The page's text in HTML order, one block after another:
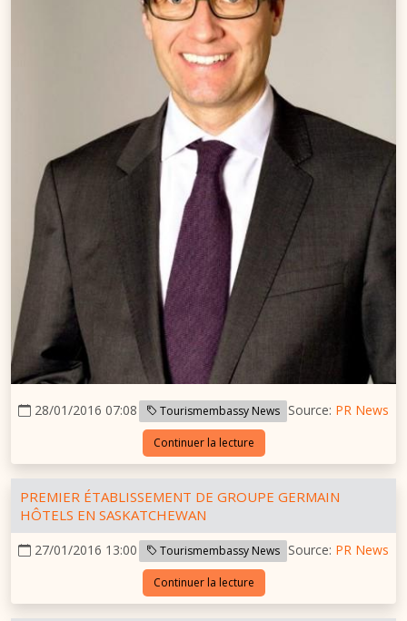
28/01/2016 07:08 Tourismembassy News Source: PR News
Continuer la lecture
PREMIER ÉTABLISSEMENT DE GROUPE GERMAIN
HÔTELS EN SASKATCHEWAN
27/01/2016 13:00 Tourismembassy News Source: PR News
Continuer la lecture